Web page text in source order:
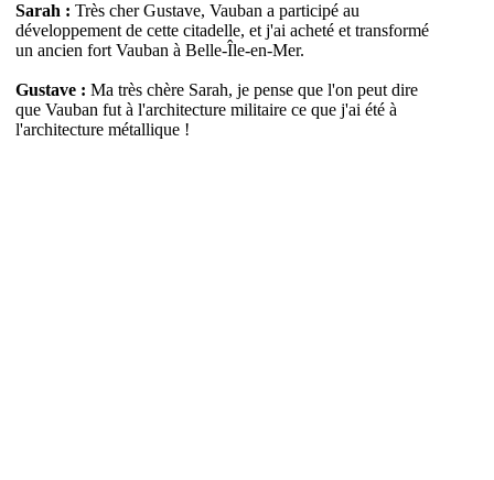
Sarah : Très cher Gustave, Vauban a participé au
développement de cette citadelle, et j'ai acheté et transformé
un ancien fort Vauban à Belle-Île-en-Mer.
Gustave : Ma très chère Sarah, je pense que l'on peut dire
que Vauban fut à l'architecture militaire ce que j'ai été à
l'architecture métallique !